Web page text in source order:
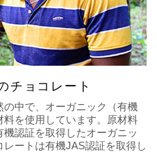
チョコレート
中で、オーガニック（有機
を使用しています。原材料
認証を取得したオーガニッ
ートは有機JAS認証を取得し